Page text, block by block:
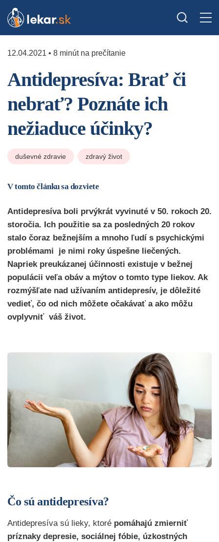
12.04.2021 • 8 minút na prečítanie
Antidepresíva: Brať či
nebrať? Poznáte ich
nežiaduce účinky?
duševné zdravie zdravý život
V tomto článku sa dozviete
Antidepresíva boli prvýkrát vyvinuté v 50. rokoch 20.
storočia. Ich použitie sa za posledných 20 rokov
stalo čoraz bežnejším a mnoho ľudí s psychickými
problémami je nimi roky úspešne liečených.
Napriek preukázanej účinnosti existuje v bežnej
populácii veľa obáv a mýtov o tomto type liekov. Ak
rozmýšľate nad užívaním antidepresív, je dôležité
vedieť, čo od nich môžete očakávať a ako môžu
ovplyvniť váš život.
Čo sú antidepresíva?
Antidepresíva sú lieky, ktoré pomáhajú zmierniť
príznaky depresie, sociálnej fóbie, úzkostných